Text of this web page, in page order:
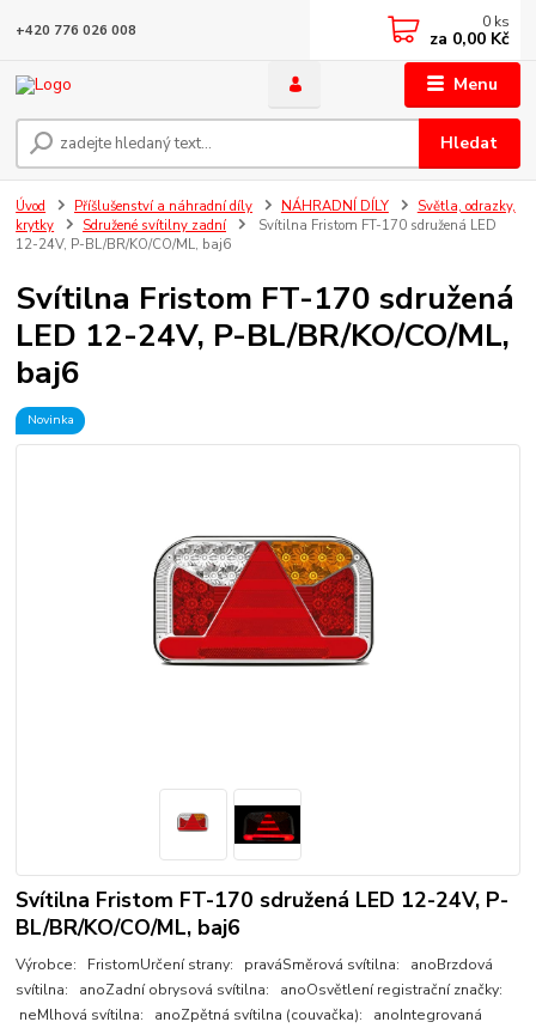
Menu
Hledat
+420 776 026 008 0 ks
za 0,00 Kč
Úvod Příšlušenství a náhradní díly NÁHRADNÍ DÍLY
Světla, odrazky,
krytky
Sdružené svítilny zadní
Svítilna Fristom FT-170 sdružená LED
12-24V, P-BL/BR/KO/CO/ML, baj6
Svítilna Fristom FT-170 sdružená
LED 12-24V, P-BL/BR/KO/CO/ML,
baj6
Novinka
Svítilna Fristom FT-170 sdružená LED 12-24V, P-
BL/BR/KO/CO/ML, baj6
Výrobce: FristomUrčení strany: praváSměrová svítilna: anoBrzdová
svítilna: anoZadní obrysová svítilna: anoOsvětlení registrační značky:
neMlhová svítilna: anoZpětná svítilna (couvačka): anoIntegrovaná